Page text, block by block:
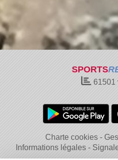
SPORTS
61501
Charte cookies
Informations légales